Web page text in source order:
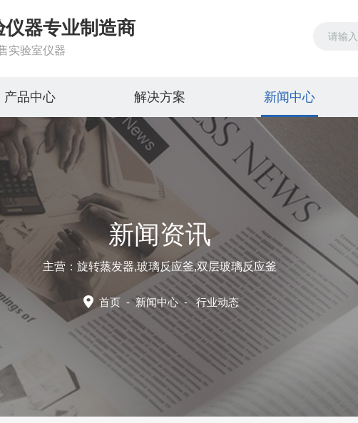
器专业制造商
实验室仪器
产品中心 解决方案 新闻中心
新闻资讯
主营：旋转蒸发器,玻璃反应釜,双层玻璃反应釜
首页-新闻中心-行业动态